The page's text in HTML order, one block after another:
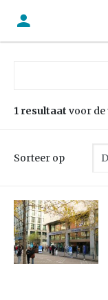
1 resultaat voor de
Sorteer op